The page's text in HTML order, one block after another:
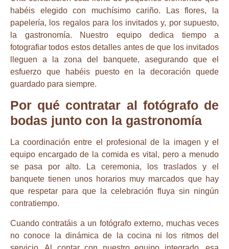
habéis elegido con muchísimo cariño. Las flores, la
papelería, los regalos para los invitados y, por supuesto,
la gastronomía. Nuestro equipo dedica tiempo a
fotografiar todos estos detalles antes de que los invitados
lleguen a la zona del banquete, asegurando que el
esfuerzo que habéis puesto en la decoración quede
guardado para siempre.
Por qué contratar al fotógrafo de
bodas junto con la gastronomía
La coordinación entre el profesional de la imagen y el
equipo encargado de la comida es vital, pero a menudo
se pasa por alto. La ceremonia, los traslados y el
banquete tienen unos horarios muy marcados que hay
que respetar para que la celebración fluya sin ningún
contratiempo.
Cuando contratáis a un fotógrafo externo, muchas veces
no conoce la dinámica de la cocina ni los ritmos del